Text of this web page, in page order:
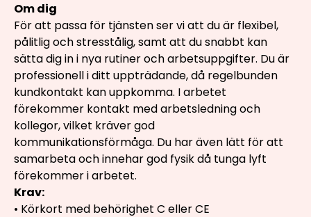
Om dig
För att passa för tjänsten ser vi att du är flexibel,
pålitlig och stresstålig, samt att du snabbt kan
sätta dig in i nya rutiner och arbetsuppgifter. Du är
professionell i ditt uppträdande, då regelbunden
kundkontakt kan uppkomma. I arbetet
förekommer kontakt med arbetsledning och
kollegor, vilket kräver god
kommunikationsförmåga. Du har även lätt för att
samarbeta och innehar god fysik då tunga lyft
förekommer i arbetet.
Krav:
• Körkort med behörighet C eller CE